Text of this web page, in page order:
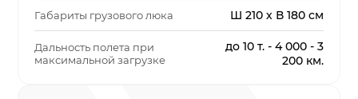
Габариты грузового люка Ш 210 х В 180 см
Дальность полета при
максимальной загрузке
до 10 т. - 4 000 - 3
200 км.